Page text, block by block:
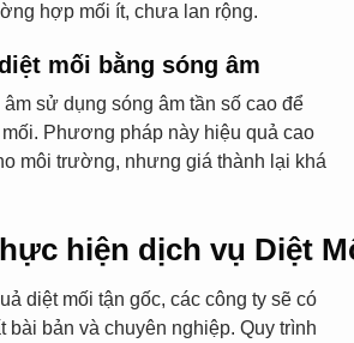
hợp mối ít, chưa lan rộng.
mối bằng sóng âm
sử dụng sóng âm tần số cao để
Phương pháp này hiệu quả cao
môi trường, nhưng giá thành lại khá
hiện dịch vụ Diệt
diệt mối tận gốc, các công ty sẽ có
bài bản và chuyên nghiệp. Quy trình